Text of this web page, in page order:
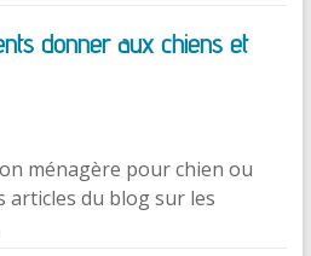
donner aux chiens et
ménagère pour chien ou
articles du blog sur les